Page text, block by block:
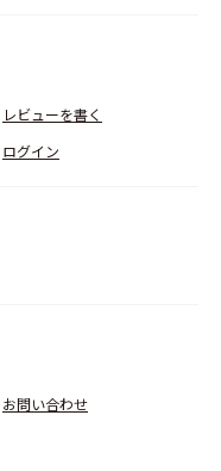
レビューを書く
ログイン
お問い合わせ